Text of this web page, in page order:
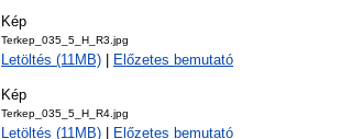
Kép
Terkep_035_5_H_R3.jpg
Letöltés (11MB) Előzetes bemutató
Kép
Terkep_035_5_H_R4.jpg
Letöltés (11MB) Előzetes bemutató